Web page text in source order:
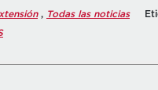
, Todas las noticias